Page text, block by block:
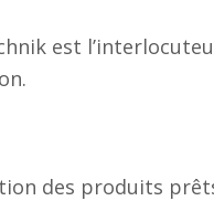
est
des produits